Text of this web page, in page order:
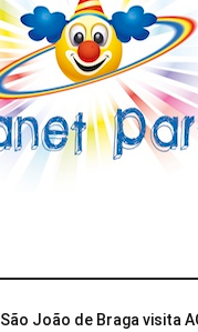
São João de Braga visita